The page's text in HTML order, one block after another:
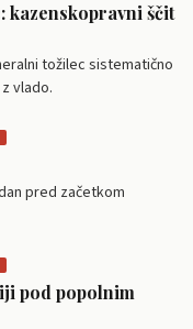
kazenskopravni ščit
tožilec sistematično
vlado.
pred začetkom
pod popolnim